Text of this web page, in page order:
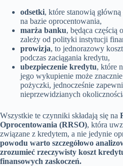
odsetki, które stanowią
na bazie oprocentowania,
marża banku, będąca częścią
zależy od polityki instytucji
prowizja, to jednorazowy
podczas zaciągania kredytu,
ubezpieczenie kredytu, które
jego wykupienie może
pożyczki, jednocześnie
nieprzewidzianych
Wszystkie te czynniki składają się na
Oprocentowania (RRSO), która
związane z kredytem, a nie jedynie
powodu warto szczegółowo
zrozumieć rzeczywisty koszt
finansowych zaskoczeń.